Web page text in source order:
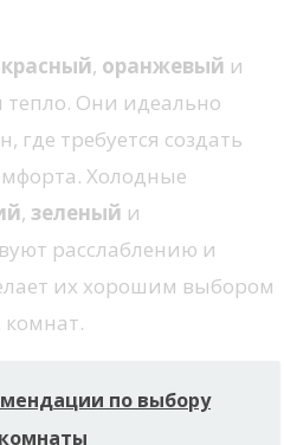
красный, оранжевый и
тепло. Они идеально
где требуется создать
Холодные
, зеленый и
расслаблению и
их хорошим выбором
по выбору